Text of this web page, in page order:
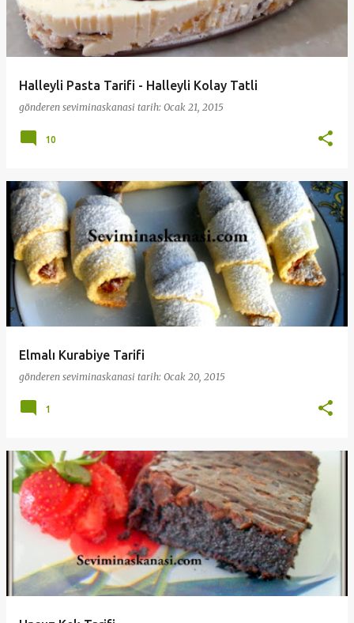
Halleyli Pasta Tarifi - Halleyli Kolay Tatli
gönderen seviminaskanasi tarih: Ocak 21, 2015
10
Elmalı Kurabiye Tarifi
gönderen seviminaskanasi tarih: Ocak 20, 2015
1